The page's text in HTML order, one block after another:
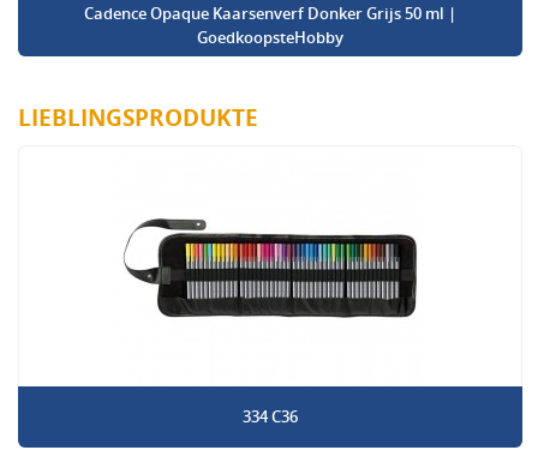
Cadence Opaque Kaarsenverf Donker Grijs 50 ml |
GoedkoopsteHobby
LIEBLINGSPRODUKTE
334 C36